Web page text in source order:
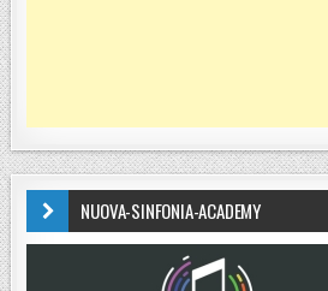
NUOVA-SINFONIA-ACADEMY